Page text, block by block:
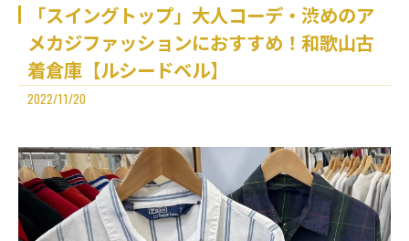
「スイングトップ」大人コーデ・渋めのア
メカジファッションにおすすめ！和歌山古
着倉庫【ルシードベル】
2022/11/20